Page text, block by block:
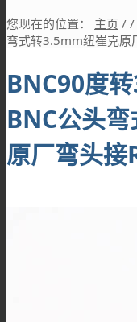
您现在的位置： 主页 / /
弯式转3.5mm纽崔克原
BNC90度
BNC公头
原厂弯头接